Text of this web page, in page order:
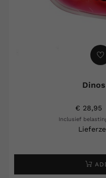
€ 28,95
Inclusief